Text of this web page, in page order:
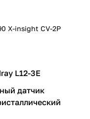
X-insight CV-2P
L12-3E
датчик